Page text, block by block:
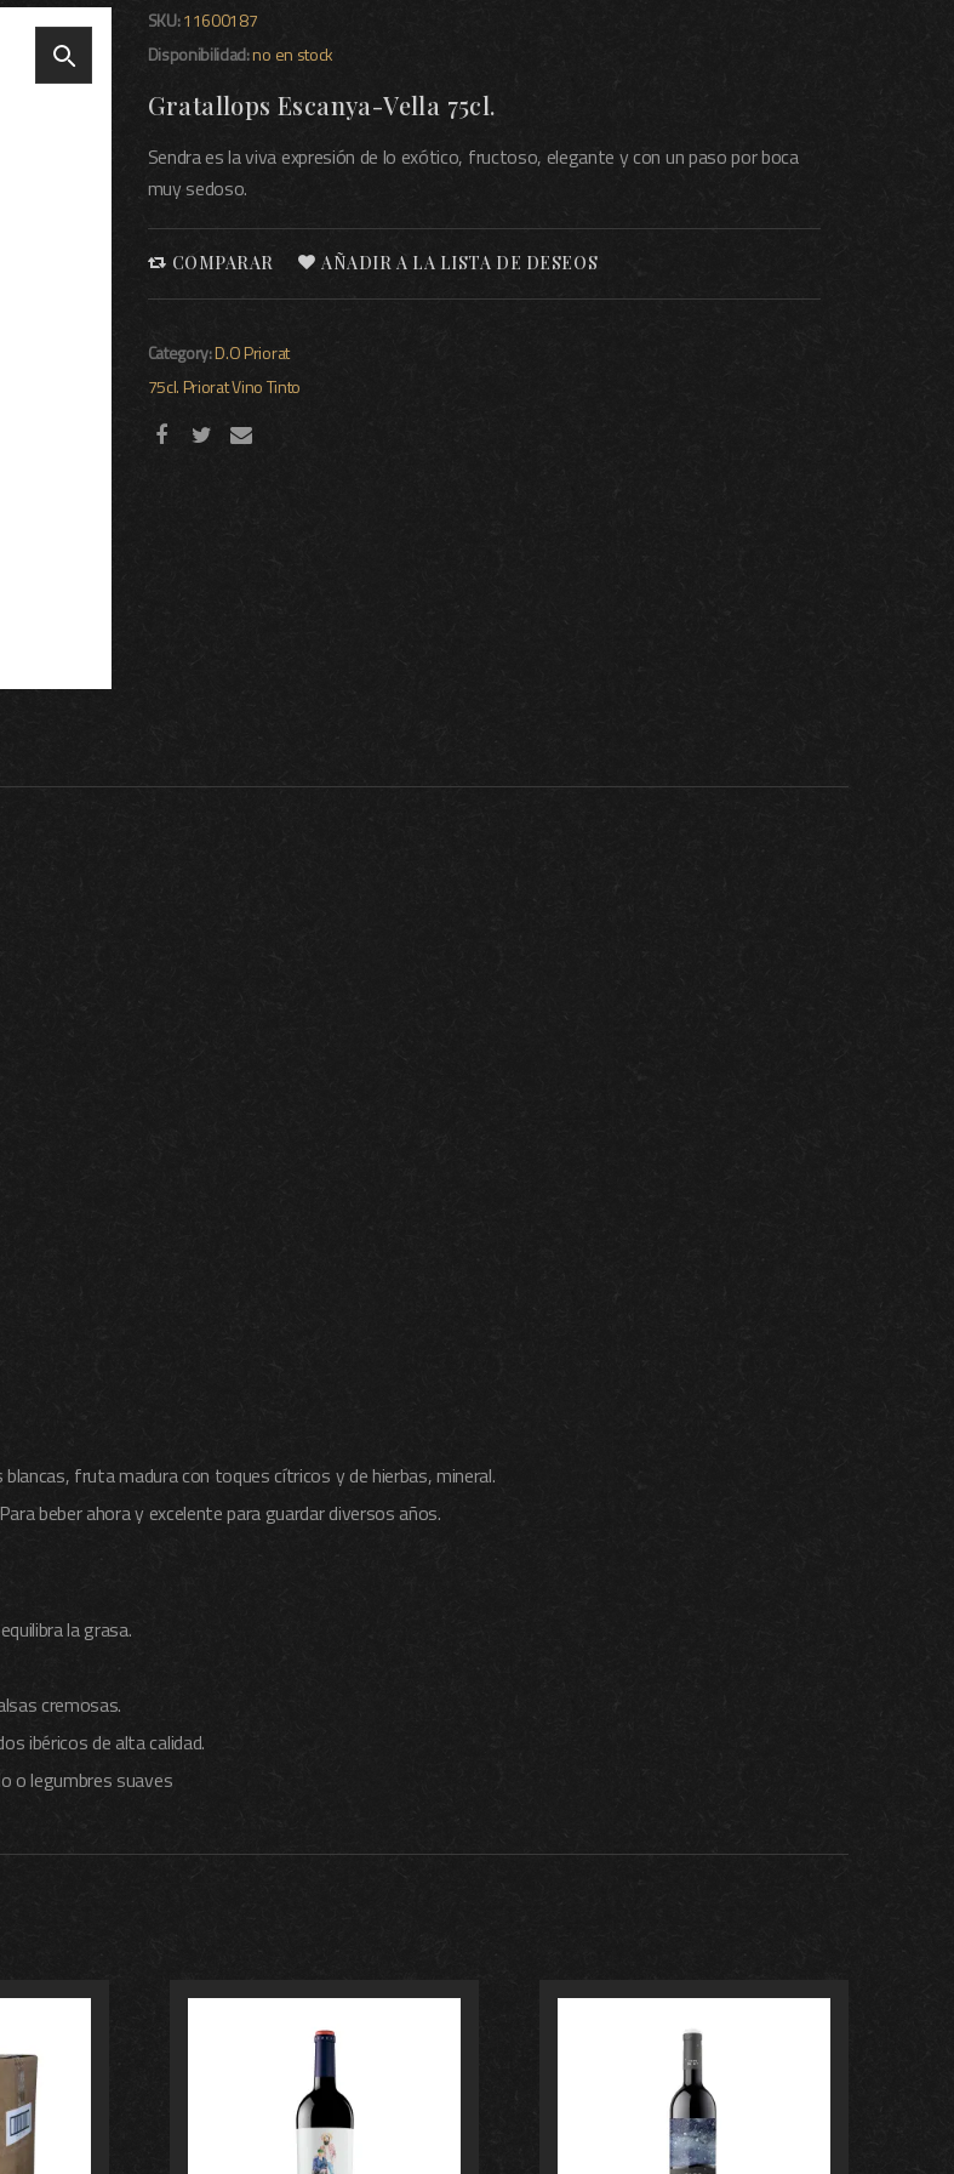
SKU:11600187
Disponibilidad:no en stock
Gratallops Escanya-Vella 75cl.
Sendra es la viva expresión de lo exótico, fructoso, elegante y con un paso por boca
muy sedoso.
COMPARAR AÑADIR A LA LISTA DE DESEOS
Category:D.O Priorat
75cl.PrioratVino Tinto
fruta madura con toques cítricos y de hierbas, mineral.
beber ahora y excelente para guardar diversos años.
la grasa.
cremosas.
ibéricos de alta calidad.
o legumbres suaves